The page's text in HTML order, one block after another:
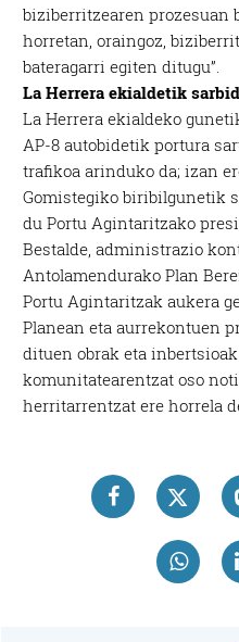
biziberritzearen prozesuan
horretan, oraingoz,
bateragarri egiten ditugu”.
La Herrera ekialdetik
La Herrera ekialdeko
AP-8 autobidetik portura
trafikoa arinduko da; izan
Gomistegiko biribilgunetik
du Portu Agintaritzako
Bestalde, administrazio
Antolamendurako Plan
Portu Agintaritzak aukera
Planean eta aurrekontuen
dituen obrak eta
komunitatearentzat oso
herritarrentzat ere horrela